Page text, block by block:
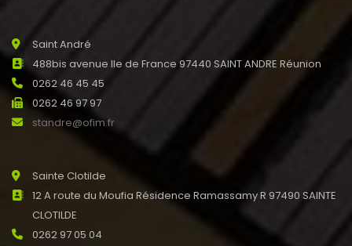
Saint André
488bis avenue Ile de France 97440 SAINT ANDRE Réunion
0262 46 45 45
0262 46 97 97
standre@ofim.fr
Sainte Clotilde
12 A route du Moufia Résidence Ramassamy R 97490 SAINTE
CLOTILDE
0262 97 05 04